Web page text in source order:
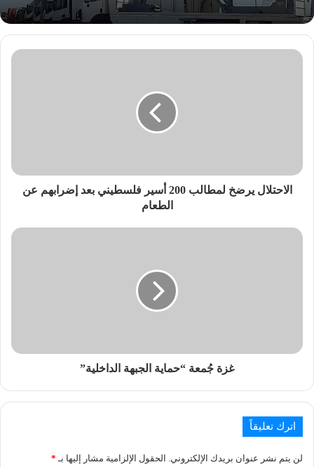
الاحتلال يرضخ لمطالب 200 أسير فلسطيني بعد إضرابهم عن
الطعام
غزة جُمعة “حماية الجبهة الداخلية”‎
اترك تعليقاً
لن يتم نشر عنوان بريدك الإلكتروني. الحقول الإلزامية مشار إليها بـ *